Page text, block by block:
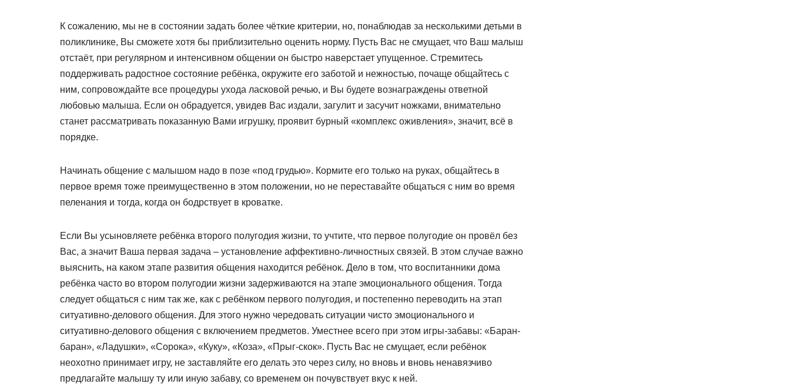
К сожалению, мы не в состоянии задать более чёткие критерии, но, понаблюдав за несколькими детьми в
поликлинике, Вы сможете хотя бы приблизительно оценить норму. Пусть Вас не смущает, что Ваш малыш
отстаёт, при регулярном и интенсивном общении он быстро наверстает упущенное. Стремитесь
поддерживать радостное состояние ребёнка, окружите его заботой и нежностью, почаще общайтесь с
ним, сопровождайте все процедуры ухода ласковой речью, и Вы будете вознаграждены ответной
любовью малыша. Если он обрадуется, увидев Вас издали, загулит и засучит ножками, внимательно
станет рассматривать показанную Вами игрушку, проявит бурный «комплекс оживления», значит, всё в
порядке.
Начинать общение с малышом надо в позе «под грудью». Кормите его только на руках, общайтесь в
первое время тоже преимущественно в этом положении, но не переставайте общаться с ним во время
пеленания и тогда, когда он бодрствует в кроватке.
Если Вы усыновляете ребёнка второго полугодия жизни, то учтите, что первое полугодие он провёл без
Вас, а значит Ваша первая задача – установление аффективно-личностных связей. В этом случае важно
выяснить, на каком этапе развития общения находится ребёнок. Дело в том, что воспитанники дома
ребёнка часто во втором полугодии жизни задерживаются на этапе эмоционального общения. Тогда
следует общаться с ним так же, как с ребёнком первого полугодия, и постепенно переводить на этап
ситуативно-делового общения. Для этого нужно чередовать ситуации чисто эмоционального и
ситуативно-делового общения с включением предметов. Уместнее всего при этом игры-забавы: «Баран-
баран», «Ладушки», «Сорока», «Куку», «Коза», «Прыг-скок». Пусть Вас не смущает, если ребёнок
неохотно принимает игру, не заставляйте его делать это через силу, но вновь и вновь ненавязчиво
предлагайте малышу ту или иную забаву, со временем он почувствует вкус к ней.